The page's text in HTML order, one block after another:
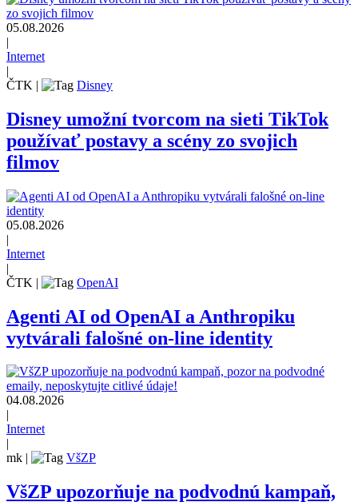
05.08.2026
|
Internet
|
ČTK | Disney
Disney umožní tvorcom na sieti TikTok
používať postavy a scény zo svojich
filmov
05.08.2026
|
Internet
|
ČTK | OpenAI
Agenti AI od OpenAI a Anthropiku
vytvárali falošné on-line identity
04.08.2026
Internet
mk
VšZP
VšZP upozorňuje na podvodnú kampaň,